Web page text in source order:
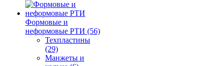
Формовые и
неформовые РТИ (56)
Техпластины
(29)
Манжеты и